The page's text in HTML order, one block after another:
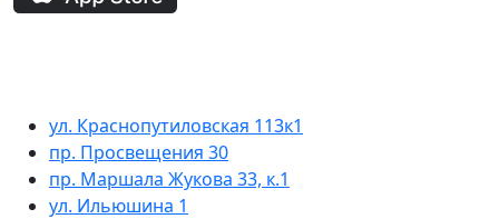
ул. Краснопутиловская 113к1
пр. Просвещения 30
пр. Маршала Жукова 33, к.1
ул. Ильюшина 1